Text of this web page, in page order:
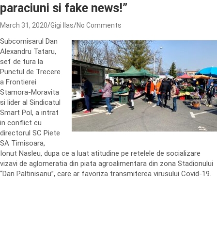
paraciuni si fake news!”
March 31, 2020 Gigi Ilas No Comments
Subcomisarul Dan
Alexandru Tataru,
sef de tura la
Punctul de Trecere
a Frontierei
Stamora-Moravita
si lider al Sindicatul
Smart Pol, a intrat
in conflict cu
directorul SC Piete
SA Timisoara,
Ionut Nasleu, dupa ce a luat atitudine pe retelele de socializare
vizavi de aglomeratia din piata agroalimentara din zona Stadionului
“Dan Paltinisanu”, care ar favoriza transmiterea virusului Covid-19.